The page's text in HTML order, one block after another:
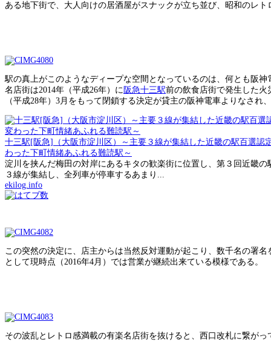
ある地下街で、大人向けの居酒屋がスナックが立ち並び、昭和のレ
駅の真上がこのようなディープな空間となっているのは、何とも阪
名店街は2014年（平成26年）に 阪急十三駅前の飲食店街で発生した火
（平成28年）3月をもって閉鎖する決定が貸主の阪神電車よりなされ
十三駅[阪急]（大阪市淀川区）～主要３線が集結した近畿の駅百選認
わった下町情緒あふれる難読駅～
淀川を挟んだ梅田の対岸にあるキタの歓楽街に位置し、第３回近畿
３線が集結し、全列車が停車するあまり...
ekilog.info
この突然の決定に、店主からは当然反対運動が起こり、数千名の署
として現時点（2016年4月）では営業が継続出来ている模様である。
その波乱とレトロ感満載の有楽名店街を抜けると、西口改札に繋が